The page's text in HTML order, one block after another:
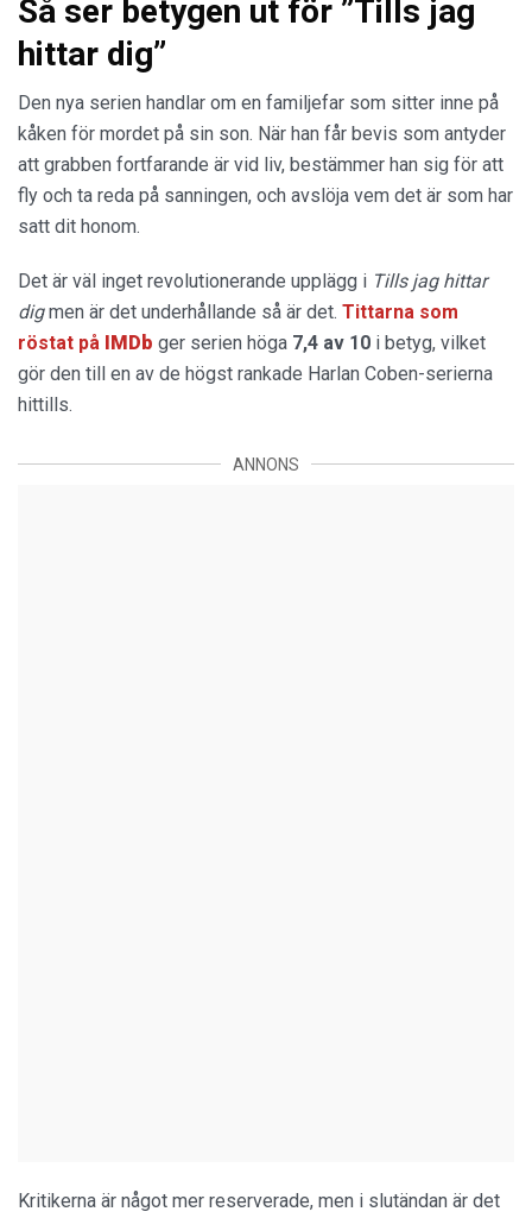
Så ser betygen ut för ”Tills jag
hittar dig”
Den nya serien handlar om en familjefar som sitter inne på
kåken för mordet på sin son. När han får bevis som antyder
att grabben fortfarande är vid liv, bestämmer han sig för att
fly och ta reda på sanningen, och avslöja vem det är som har
satt dit honom.
Det är väl inget revolutionerande upplägg i Tills jag hittar
digmen är det underhållande så är det. Tittarna som
röstat på IMDb ger serien höga 7,4 av 10 i betyg, vilket
gör den till en av de högst rankade Harlan Coben-serierna
hittills.
ANNONS
Kritikerna är något mer reserverade, men i slutändan är det